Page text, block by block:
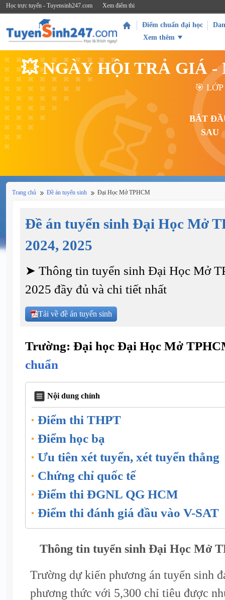
Học trực tuyến - Tuyensinh247.com Xem điểm thi
Điểm chuẩn đại học
Xem thêm
💥 NGÀY HỘI TRẢ GIÁ -
🎯
BẮT
SAU
Trang chủ Đề án tuyển sinh Đại Học Mở TPHCM
Đề án tuyển sinh Đại Học Mở
2024, 2025
➤ Thông tin tuyển sinh Đại Học Mở
2025 đầy đủ và chi tiết nhất
Tải về đề án tuyển sinh
Trường: Đại học Đại Học Mở
chuẩn
Nội dung chính
Điểm thi THPT
Điểm học bạ
Ưu tiên xét tuyển, xét tuyển thẳng
Chứng chỉ quốc tế
Điểm thi ĐGNL QG HCM
Điểm thi đánh giá đầu vào V-SAT
Thông tin tuyển sinh Đại Học Mở
Trường dự kiến phương án tuyển sinh
phương thức với 5,300 chỉ tiêu được